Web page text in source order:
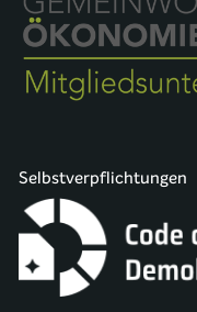
Selbstverpflichtungen